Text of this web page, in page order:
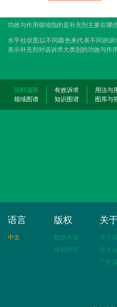
功效与作用领域指的是补充剂主要在哪
水平柱状图以不同颜色来代表不同的
表示补充剂对该诉求大类别的功效与作用
回到顶部 有效诉求 用法与
领域图谱
知识图谱 图库与
语言
中文
版权
数据来源
版权声明
关
关于
技术
广告